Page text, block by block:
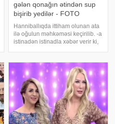
gələn qonağın ətindən sup
bişirib yedilər - FOTO
Hanniballıqda ittiham olunan ata
ilə oğulun məhkəməsi keçirilib. -a
istinadən istinadla xəbər verir ki,
41 yaşlı Maksim Kostyukov və 20
yaşlı oğlu Yaroslav haki